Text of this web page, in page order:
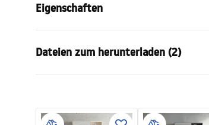
Eigenschaften
Montageart
Material
Breite
Dateien zum herunterladen (2)
Warranty_Terms_and_Conditions_
-_Furniture_-_24.pdf